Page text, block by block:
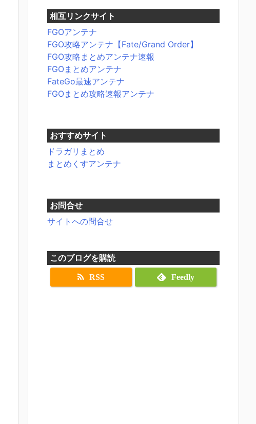
相互リンクサイト
FGOアンテナ
FGO攻略アンテナ【Fate/Grand Order】
FGO攻略まとめアンテナ速報
FGOまとめアンテナ
FateGo最速アンテナ
FGOまとめ攻略速報アンテナ
おすすめサイト
ドラガリまとめ
まとめくすアンテナ
お問合せ
サイトへの問合せ
このブログを購読
RSS Feedly